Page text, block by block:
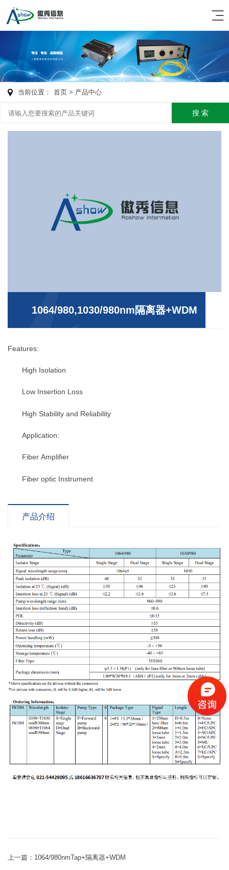
当前位置： 首页 > 产品中心
搜 索
1064/980,1030/980nm隔离器+WDM
Features:
High Isolation
Low Insertion Loss
High Stability and Reliability
Application:
Fiber Amplifier
Fiber optic Instrument
产品介绍
上一篇： 1064/980nmTap+隔离器+WDM